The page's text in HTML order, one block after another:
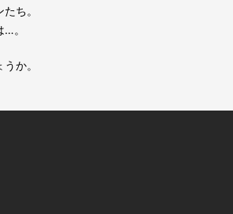
ち。
。
か。